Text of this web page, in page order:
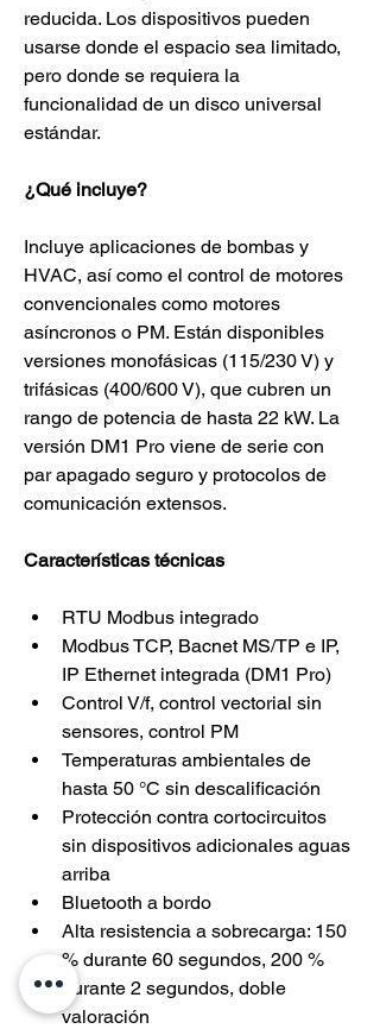
reducida. Los dispositivos pueden
usarse donde el espacio sea limitado,
pero donde se requiera la
funcionalidad de un disco universal
estándar.
¿Qué incluye?
Incluye aplicaciones de bombas y
HVAC, así como el control de motores
convencionales como motores
asíncronos o PM. Están disponibles
versiones monofásicas (115/230 V) y
trifásicas (400/600 V), que cubren un
rango de potencia de hasta 22 kW. La
versión DM1 Pro viene de serie con
par apagado seguro y protocolos de
comunicación extensos.
Características técnicas
RTU Modbus integrado
Modbus TCP, Bacnet MS/TP e IP,
IP Ethernet integrada (DM1 Pro)
Control V/f, control vectorial sin
sensores, control PM
Temperaturas ambientales de
hasta 50 °C sin descalificación
Protección contra cortocircuitos
sin dispositivos adicionales aguas
arriba
Bluetooth a bordo
Alta resistencia a sobrecarga: 150
% durante 60 segundos, 200 %
durante 2 segundos, doble
valoración